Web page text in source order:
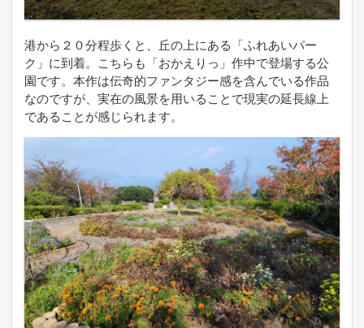
港から２０分程歩くと、丘の上にある「ふれあいパー
ク」に到着。こちらも「おかえりっ」作中で登場する公
園です。本作は伝奇的ファンタジー感を含んでいる作品
なのですが、実在の風景を用いることで現実の延長線上
であることが感じられます。